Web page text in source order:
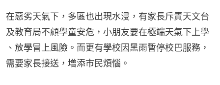
在惡劣天氣下，多區也出現水浸，有家長斥責天文台
及教育局不顧學童安危，小朋友要在極端天氣下上學
、放學冒上風險。而更有學校因黑雨暫停校巴服務，
需要家長接送，增添市民煩惱。